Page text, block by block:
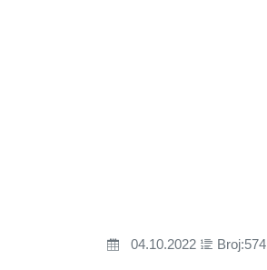
04.10.2022 Broj:574